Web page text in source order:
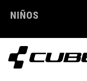
NIÑOS
GEAR